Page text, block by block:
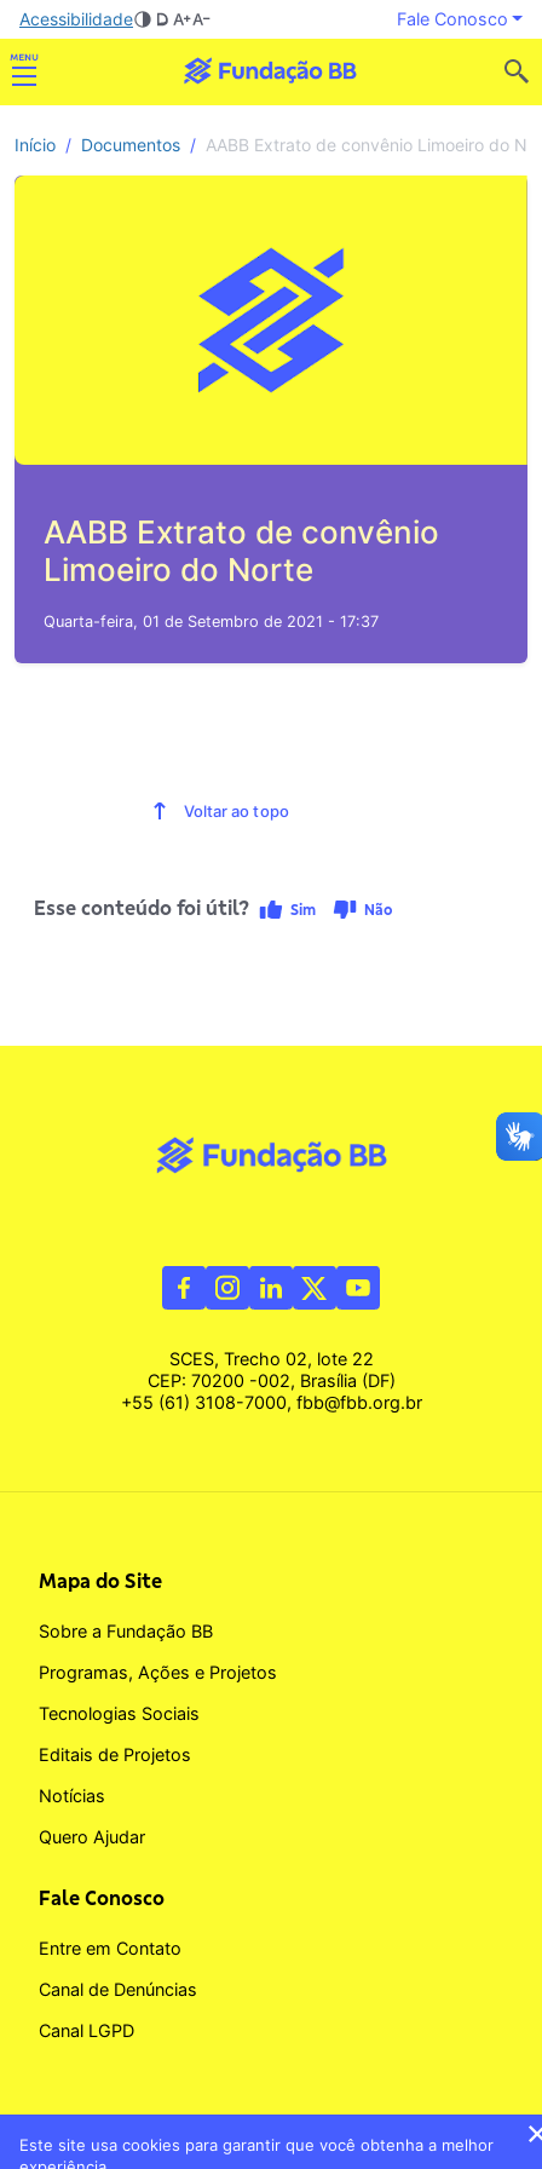
Acessibilidade Fale Conosco
Início Documentos AABB Extrato de convênio Limoeiro do
AABB Extrato de convênio
Limoeiro do Norte
Quarta-feira, 01 de Setembro de 2021 - 17:37
Voltar ao topo
Esse conteúdo foi útil? Sim Não
SCES, Trecho 02, lote 22
CEP: 70200 -002, Brasília (DF)
+55 (61) 3108-7000, fbb@fbb.org.br
Mapa do Site
Sobre a Fundação BB
Programas, Ações e Projetos
Tecnologias Sociais
Editais de Projetos
Notícias
Quero Ajudar
Fale Conosco
Entre em Contato
Canal de Denúncias
Canal LGPD
Este site usa cookies para garantir que você obtenha a melhor